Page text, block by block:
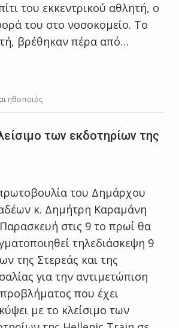
του εκκεντρικού αθλητή, ο
του στο νοσοκομείο. Το
βρέθηκαν πέρα από…
ηθοποιός
των εκδοτηρίων της
του Δημάρχου
κ. Δημήτρη Καραμάνη
στις 9 το πρωί θα
τηλεδιάσκεψη 9
της Στερεάς και της
για την αντιμετώπιση
που έχει
με το κλείσιμο των